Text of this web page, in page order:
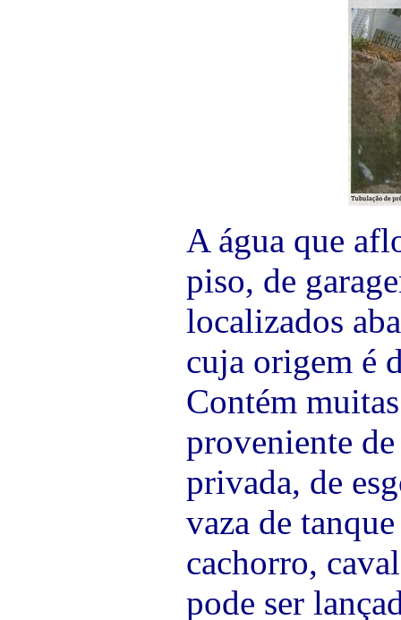
A água que
piso, de
localizados
cuja origem é
Contém
proveniente
privada, de
vaza de
cachorro,
pode ser